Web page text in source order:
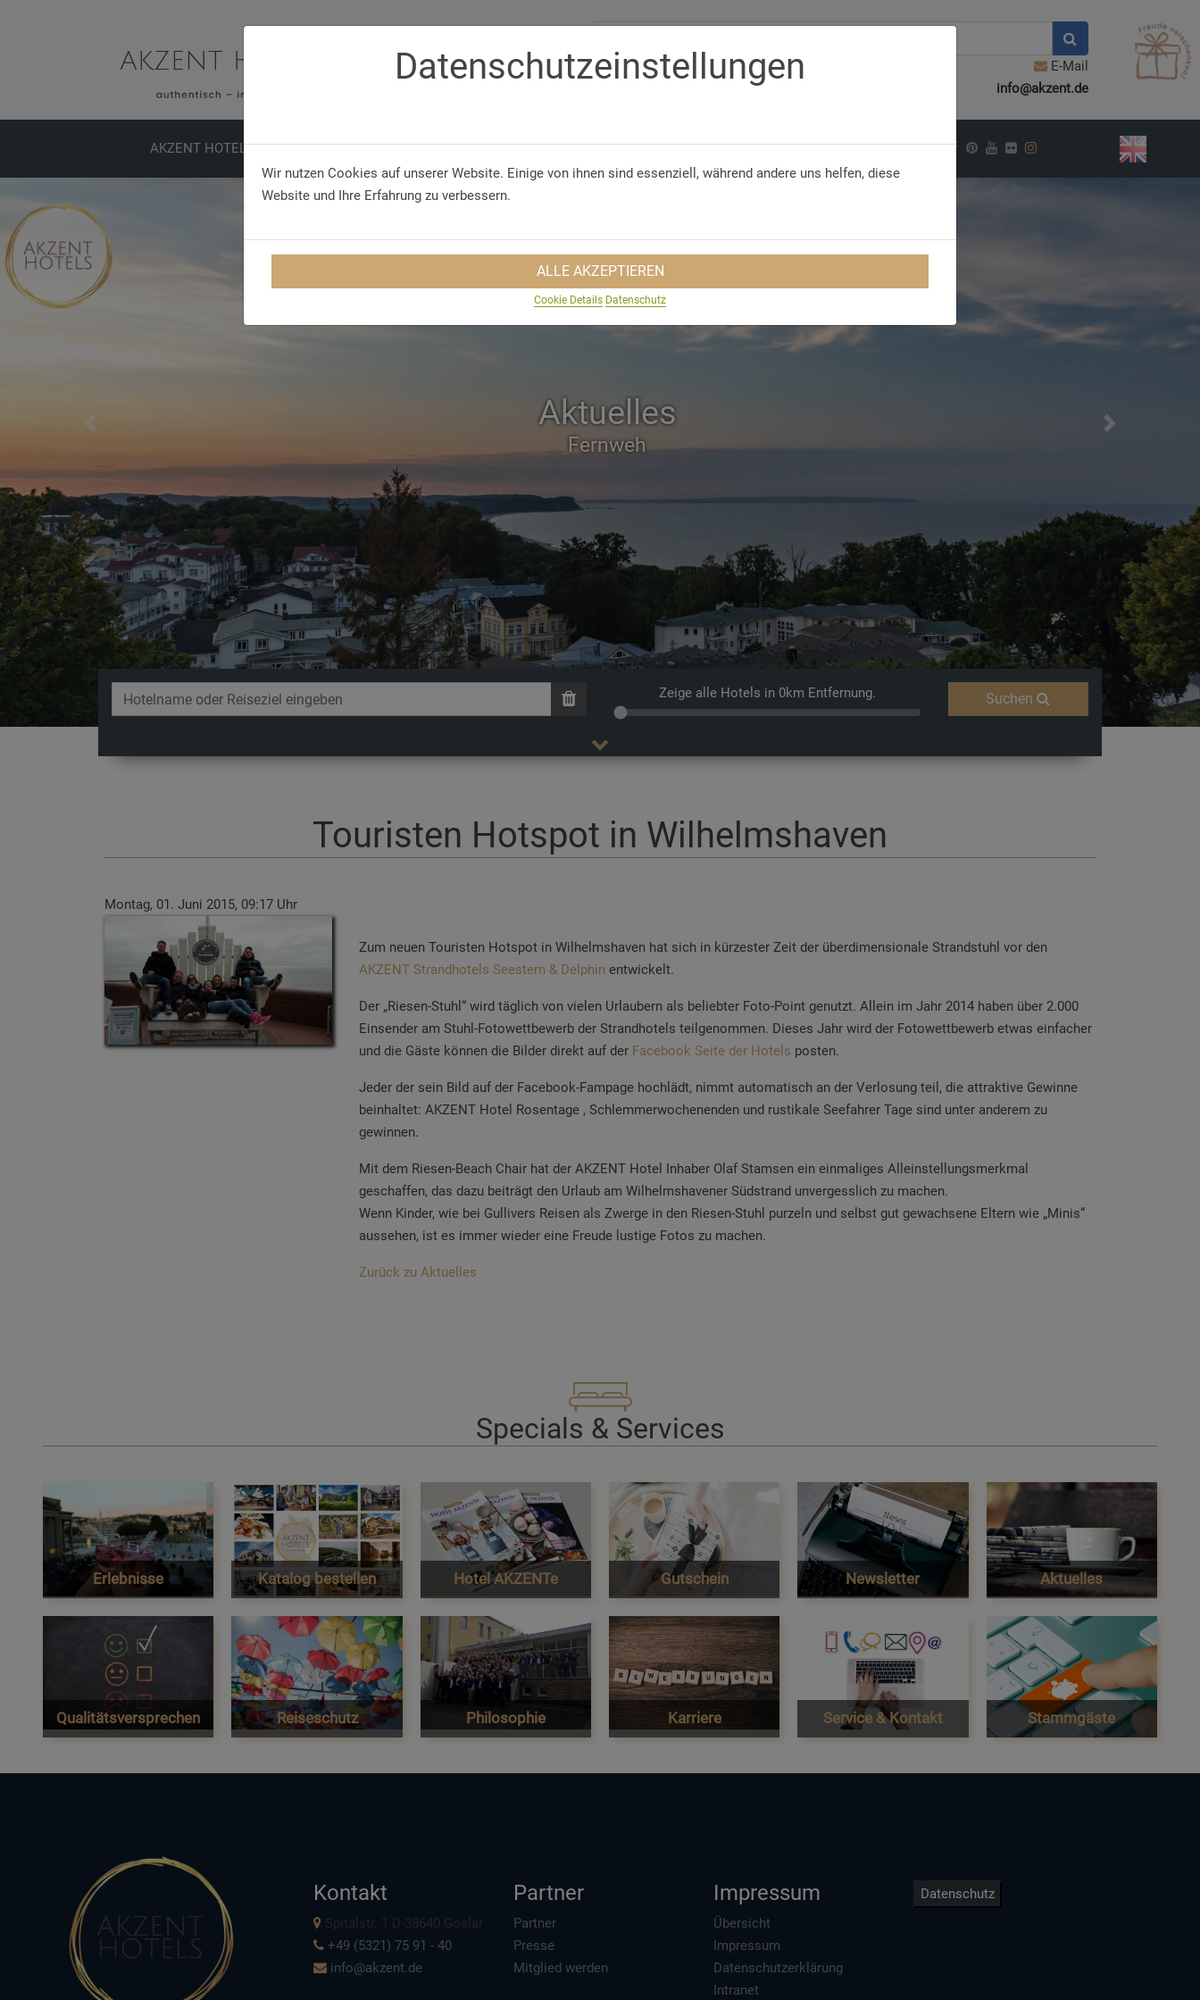
Telefon/WhatsApp
E-Mail
info@akzent.de
AKZENT HOTELS ERLEBNISSE TAGUNGEN GRUPPENREISEN NACHHALTIGKEIT REISEINSPIRATION
Aktuelles
Previous Next
Zeige alle Hotels in 0km Entfernung. Suchen
Touristen Hotspot in Wilhelmshaven
Montag, 01. Juni 2015, 09:17 Uhr
Zum neuen Touristen Hotspot in Wilhelmshaven hat sich in kürzester Zeit der überdimensionale Strandstuhl vor den
AKZENT Strandhotels Seestern & Delphin entwickelt.
Der „Riesen-Stuhl“ wird täglich von vielen Urlaubern als beliebter Foto-Point genutzt. Allein im Jahr 2014 haben über 2.000
Einsender am Stuhl-Fotowettbewerb der Strandhotels teilgenommen. Dieses Jahr wird der Fotowettbewerb etwas einfacher
und die Gäste können die Bilder direkt auf der Facebook Seite der Hotels posten.
Jeder der sein Bild auf der Facebook-Fampage hochlädt, nimmt automatisch an der Verlosung teil, die attraktive Gewinne
beinhaltet: AKZENT Hotel Rosentage , Schlemmerwochenenden und rustikale Seefahrer Tage sind unter anderem zu
gewinnen.
Mit dem Riesen-Beach Chair hat der AKZENT Hotel Inhaber Olaf Stamsen ein einmaliges Alleinstellungsmerkmal
geschaffen, das dazu beiträgt den Urlaub am Wilhelmshavener Südstrand unvergesslich zu machen.
Wenn Kinder, wie bei Gullivers Reisen als Zwerge in den Riesen-Stuhl purzeln und selbst gut gewachsene Eltern wie „Minis“
aussehen, ist es immer wieder eine Freude lustige Fotos zu machen.
Zurück zu Aktuelles
Specials & Services
Erlebnisse Katalog bestellen Hotel AKZENTe Gutschein Newsletter Aktuelles
Qualitätsversprechen Reiseschutz Philosophie Karriere Service & Kontakt Stammgäste
Kontakt
Spitalstr. 1 D-38640 Goslar
+49 (5321) 75 91 - 40
info@akzent.de
Partner
Partner
Presse
Mitglied werden
Impressum
Übersicht
Impressum
Datenschutzerklärung
Intranet
Datenschutz
Datenschutzeinstellungen
Wir nutzen Cookies auf unserer Website. Einige von ihnen sind essenziell, während andere uns helfen, diese
Website und Ihre Erfahrung zu verbessern.
ALLE AKZEPTIEREN
Cookie Details Datenschutz